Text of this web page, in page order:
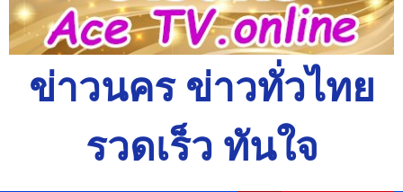
ข่าวนคร ข่าวทั่วไทย
รวดเร็ว ทันใจ